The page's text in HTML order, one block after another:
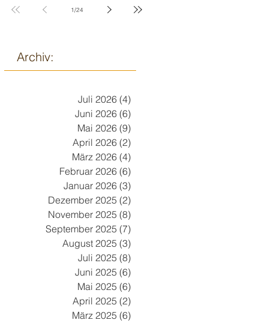
1/24
Archiv:
Juli 2026 (4)
Juni 2026 (6)
Mai 2026 (9)
April 2026 (2)
März 2026 (4)
Februar 2026 (6)
Januar 2026 (3)
Dezember 2025 (2)
November 2025 (8)
September 2025 (7)
August 2025 (3)
Juli 2025 (8)
Juni 2025 (6)
Mai 2025 (6)
April 2025 (2)
März 2025 (6)